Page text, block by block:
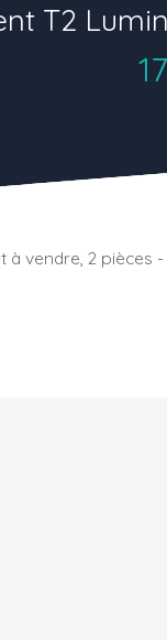
T2
à vendre, 2 pièces